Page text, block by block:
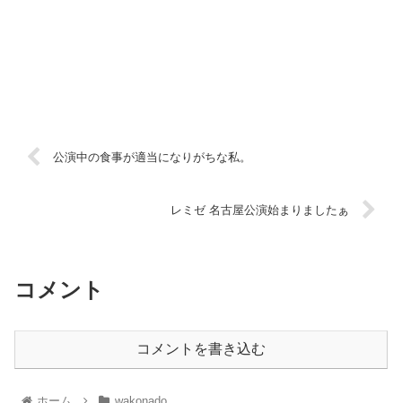
公演中の食事が適当になりがちな私。
レミゼ 名古屋公演始まりましたぁ
コメント
コメントを書き込む